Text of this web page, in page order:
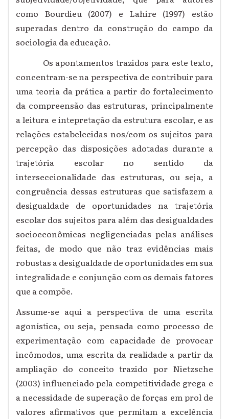
como Bourdieu (2007) e Lahire (1997) estão
superadas dentro da construção do campo da
sociologia da educação.
Os apontamentos trazidos para este texto,
concentram-se na perspectiva de contribuir para
uma teoria da prática a partir do fortalecimento
da compreensão das estruturas, principalmente
a leitura e intepretação da estrutura escolar, e as
relações estabelecidas nos/com os sujeitos para
percepção das disposições adotadas durante a
trajetória escolar no sentido da
interseccionalidade das estruturas, ou seja, a
congruência dessas estruturas que satisfazem a
desigualdade de oportunidades na trajetória
escolar dos sujeitos para além das desigualdades
socioeconômicas negligenciadas pelas análises
feitas, de modo que não traz evidências mais
robustas a desigualdade de oportunidades em sua
integralidade e conjunção com os demais fatores
que a compõe.
Assume-se aqui a perspectiva de uma escrita
agonística, ou seja, pensada como processo de
experimentação com capacidade de provocar
incômodos, uma escrita da realidade a partir da
ampliação do conceito trazido por Nietzsche
(2003) influenciado pela competitividade grega e
a necessidade de superação de forças em prol de
valores afirmativos que permitam a excelência